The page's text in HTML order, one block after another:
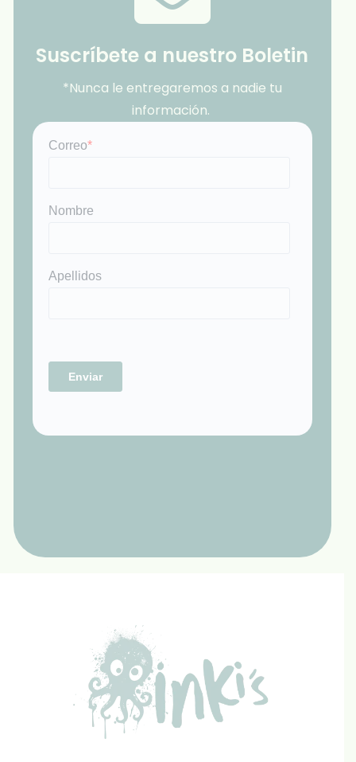
Suscríbete a nuestro Boletin
*Nunca le entregaremos a nadie tu
información.